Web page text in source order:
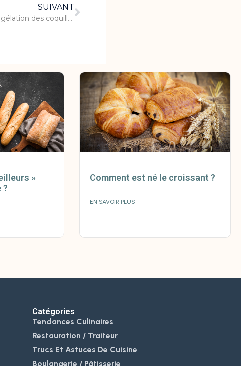
SUIVANT
Quel est l’intérêt de la congélation des coquillages crus ?
»
?
Comment est né le croissant ?
EN SAVOIR PLUS
Catégories
Tendances Culinaires
Restauration / Traiteur
Trucs Et Astuces De Cuisine
Boulangerie / Pâtisserie